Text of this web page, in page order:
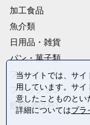
加工食品
魚介類
日用品・雑貨
パン・菓子類
フルーツ
ファッション
飲料(酒以外)
当サイトでは、サ
用しています。サイ
意したことものとい
詳細についてはプラ